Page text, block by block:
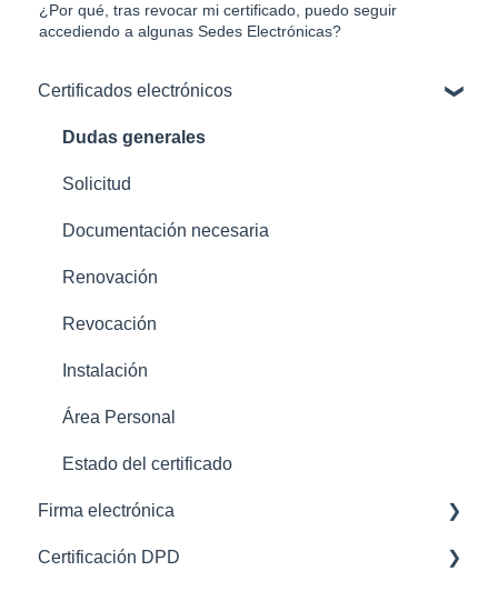
¿Por qué, tras revocar mi certificado, puedo seguir
accediendo a algunas Sedes Electrónicas?
Certificados electrónicos
Dudas generales
Solicitud
Documentación necesaria
Renovación
Revocación
Instalación
Área Personal
Estado del certificado
Firma electrónica
Firma visible
Certificación DPD